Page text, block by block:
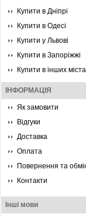
Купити в Дніпрі
Купити в Одесі
Купити у Львові
Купити в Запоріжжі
Купити в інших
ІНФОРМАЦІЯ
Як замовити
Відгуки
Доставка
Оплата
Повернення та
Контакти
Інші мови